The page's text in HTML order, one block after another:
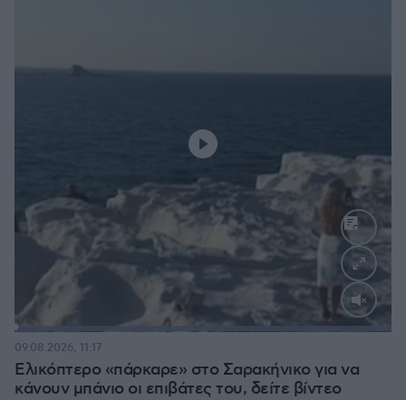
Loaded
Ελικόπτερο «πάρκαρε» στο Σαρακήνικο για να
κάνουν μπάνιο οι επιβάτες του, δείτε βίντεο
09.08.2026, 11:17